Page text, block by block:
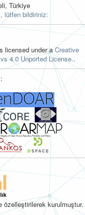
Türkiye
lütfen bildiriniz:
licensed under aCreative
4.0 Unported License..
:
kurulmuştur.